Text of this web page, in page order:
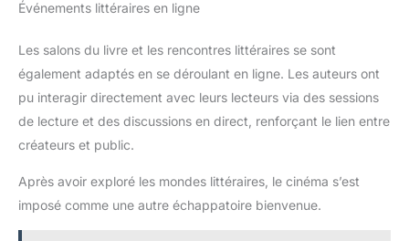
Événements littéraires en ligne
Les salons du livre et les rencontres littéraires se sont
également adaptés en se déroulant en ligne. Les auteurs ont
pu interagir directement avec leurs lecteurs via des sessions
de lecture et des discussions en direct, renforçant le lien entre
créateurs et public.
Après avoir exploré les mondes littéraires, le cinéma s’est
imposé comme une autre échappatoire bienvenue.